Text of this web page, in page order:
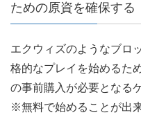
ための原資を確保する
エクウィズのようなブロ
格的なプレイを始めるた
の事前購入が必要となる
※無料で始めることが出